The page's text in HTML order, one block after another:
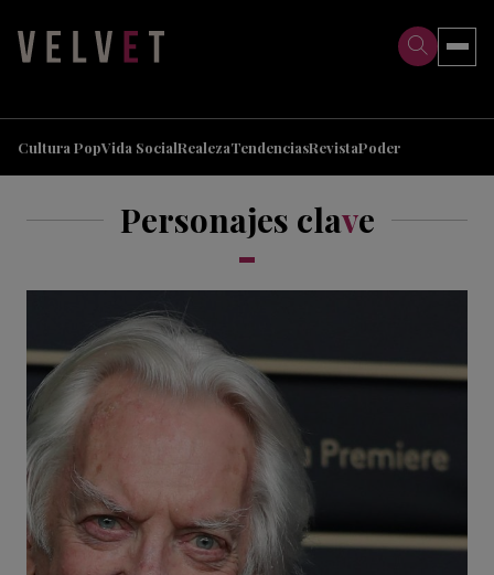
Cultura PopVida SocialRealezaTendenciasRevistaPoder
Personajes clave